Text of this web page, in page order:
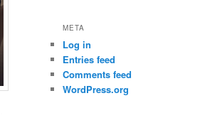
META
Log in
Entries feed
Comments feed
WordPress.org